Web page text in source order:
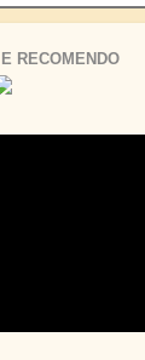
RECOMENDO